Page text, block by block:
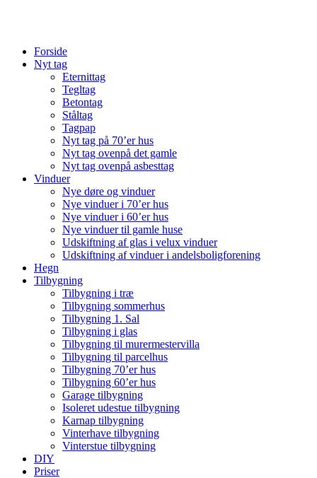
Forside
Nyt tag
Eternittag
Tegltag
Betontag
Ståltag
Tagpap
Nyt tag på 70’er hus
Nyt tag ovenpå det gamle
Nyt tag ovenpå asbesttag
Vinduer
Nye døre og vinduer
Nye vinduer i 70’er hus
Nye vinduer i 60’er hus
Nye vinduer til gamle huse
Udskiftning af glas i velux vinduer
Udskiftning af vinduer i andelsboligforening
Hegn
Tilbygning
Tilbygning i træ
Tilbygning sommerhus
Tilbygning 1. Sal
Tilbygning i glas
Tilbygning til murermestervilla
Tilbygning til parcelhus
Tilbygning 70’er hus
Tilbygning 60’er hus
Garage tilbygning
Isoleret udestue tilbygning
Karnap tilbygning
Vinterhave tilbygning
Vinterstue tilbygning
DIY
Priser